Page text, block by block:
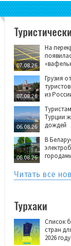
07.08.26
На
07.08.26
Грузия
из
06.08.26
Турции
дождей
06.08.26
В
Читать все
Турхаки
Список
стран
2026 году